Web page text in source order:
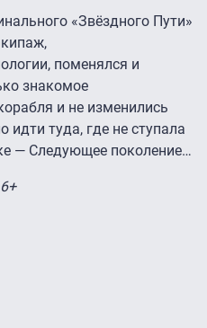
«Звёздного Пути»
поменялся и
знакомое
и не изменились
туда, где не ступала
— Следующее поколение…